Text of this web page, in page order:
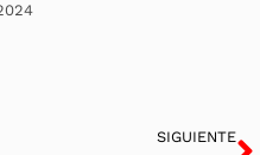
SIGUIENTE